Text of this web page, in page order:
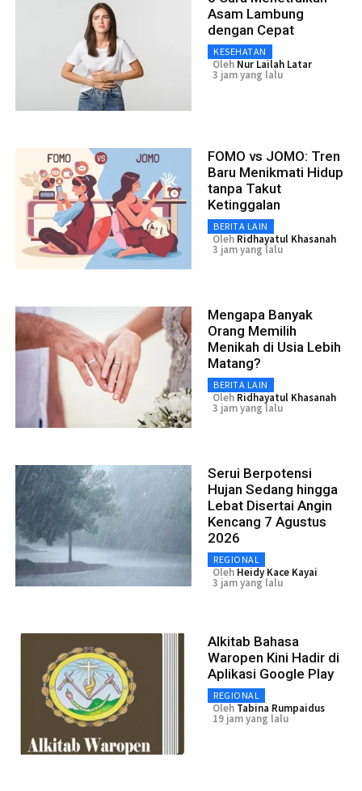
Asam Lambung
dengan Cepat
KESEHATAN
Oleh Nur Lailah Latar
3 jam yang lalu
FOMO vs JOMO: Tren
Baru Menikmati Hidup
tanpa Takut
Ketinggalan
BERITA LAIN
Oleh Ridhayatul Khasanah
3 jam yang lalu
Mengapa Banyak
Orang Memilih
Menikah di Usia Lebih
Matang?
BERITA LAIN
Oleh Ridhayatul Khasanah
3 jam yang lalu
Serui Berpotensi
Hujan Sedang hingga
Lebat Disertai Angin
Kencang 7 Agustus
2026
REGIONAL
Oleh Heidy Kace Kayai
3 jam yang lalu
Alkitab Bahasa
Waropen Kini Hadir di
Aplikasi Google Play
REGIONAL
Oleh Tabina Rumpaidus
19 jam yang lalu